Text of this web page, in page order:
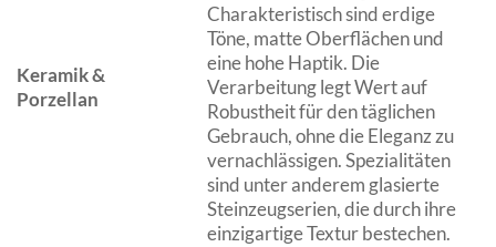
Keramik &
Porzellan
Charakteristisch sind erdige
Töne, matte Oberflächen und
eine hohe Haptik. Die
Verarbeitung legt Wert auf
Robustheit für den täglichen
Gebrauch, ohne die Eleganz zu
vernachlässigen. Spezialitäten
sind unter anderem glasierte
Steinzeugserien, die durch ihre
einzigartige Textur bestechen.